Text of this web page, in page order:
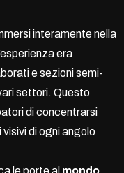
interamente nella
era
e sezioni semi-
settori. Questo
di concentrarsi
di ogni angolo
le porte al mondo